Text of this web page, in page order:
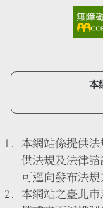
本
本網站係提供
供法規及法律
可逕向發布法規
本網站之臺北